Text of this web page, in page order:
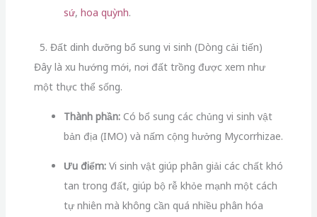
sứ, hoa quỳnh.
5. Đất dinh dưỡng bổ sung vi sinh (Dòng cải tiến)
Đây là xu hướng mới, nơi đất trồng được xem như
một thực thể sống.
Thành phần:Có bổ sung các chủng vi sinh vật
bản địa (IMO) và nấm cộng hưởng Mycorrhizae.
Ưu điểm:Vi sinh vật giúp phân giải các chất khó
tan trong đất, giúp bộ rễ khỏe mạnh một cách
tự nhiên mà không cần quá nhiều phân hóa